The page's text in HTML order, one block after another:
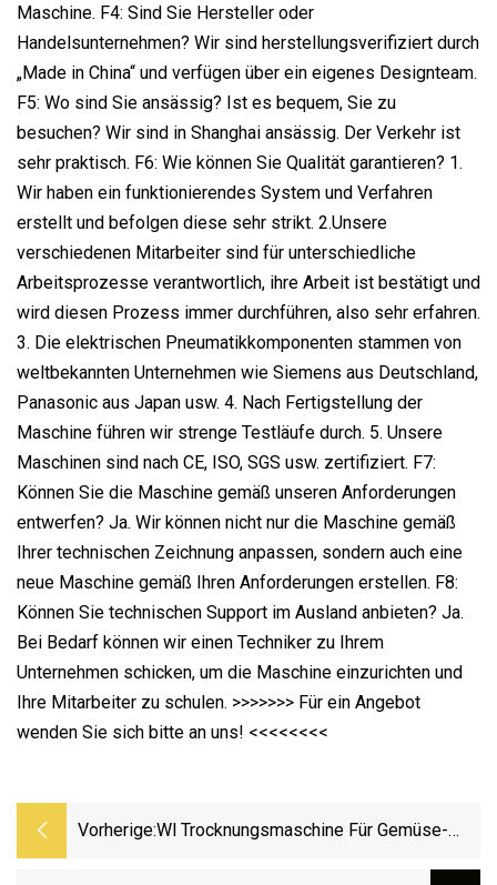
Maschine. F4: Sind Sie Hersteller oder
Handelsunternehmen? Wir sind herstellungsverifiziert durch
„Made in China“ und verfügen über ein eigenes Designteam.
F5: Wo sind Sie ansässig? Ist es bequem, Sie zu
besuchen? Wir sind in Shanghai ansässig. Der Verkehr ist
sehr praktisch. F6: Wie können Sie Qualität garantieren? 1.
Wir haben ein funktionierendes System und Verfahren
erstellt und befolgen diese sehr strikt. 2.Unsere
verschiedenen Mitarbeiter sind für unterschiedliche
Arbeitsprozesse verantwortlich, ihre Arbeit ist bestätigt und
wird diesen Prozess immer durchführen, also sehr erfahren.
3. Die elektrischen Pneumatikkomponenten stammen von
weltbekannten Unternehmen wie Siemens aus Deutschland,
Panasonic aus Japan usw. 4. Nach Fertigstellung der
Maschine führen wir strenge Testläufe durch. 5. Unsere
Maschinen sind nach CE, ISO, SGS usw. zertifiziert. F7:
Können Sie die Maschine gemäß unseren Anforderungen
entwerfen? Ja. Wir können nicht nur die Maschine gemäß
Ihrer technischen Zeichnung anpassen, sondern auch eine
neue Maschine gemäß Ihren Anforderungen erstellen. F8:
Können Sie technischen Support im Ausland anbieten? Ja.
Bei Bedarf können wir einen Techniker zu Ihrem
Unternehmen schicken, um die Maschine einzurichten und
Ihre Mitarbeiter zu schulen. >>>>>>> Für ein Angebot
wenden Sie sich bitte an uns! <<<<<<<<
Vorherige:Wl Trocknungsmaschine Für Gemüse-